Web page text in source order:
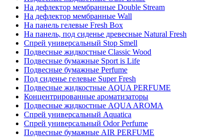
На дефлектор мембранные Double Stream
На дефлектор мембранные Wall
На панель гелевые Fresh Box
На панель, под сиденье древесные Natural Fresh
Спрей универсальный Stop Smell
Подвесные жидкостные Classic Wood
Подвесные бумажные Sport is Life
Подвесные бумажные Perfume
Под сиденье гелевые Super Fresh
Подвесные жидкостные AQUA PERFUME
Концентрированные ароматизаторы
Подвесные жидкостные AQUA AROMA
Спрей универсальный Aquatica
Спрей универсальный Odor Perfume
Подвесные бумажные AIR PERFUME